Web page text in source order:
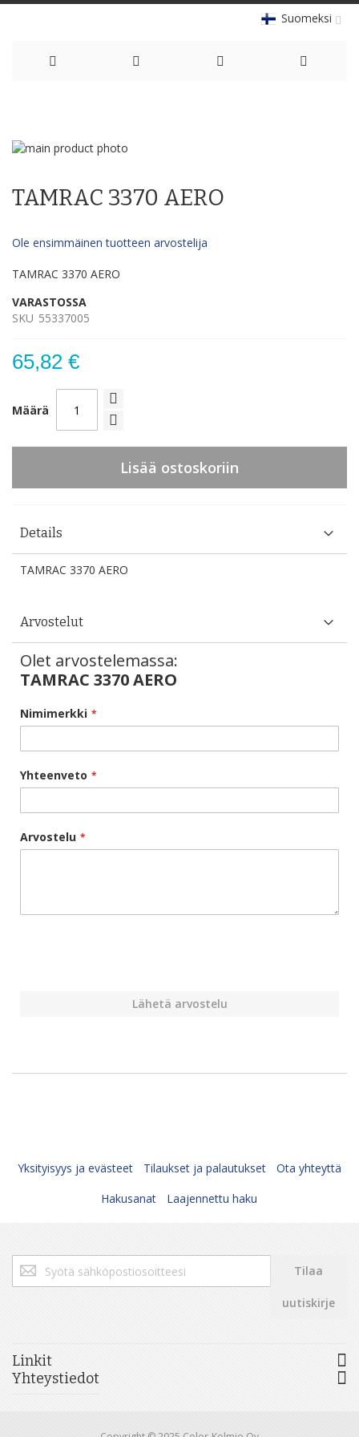
Suomeksi
Content
Skip
end
images
the
the
gallery
TAMRAC 3370 AERO
Ole ensimmäinen tuotteen arvostelija
TAMRAC 3370 AERO
VARASTOSSA
SKU 55337005
65,82 €
Määrä
Lisää ostoskoriin
Details
TAMRAC 3370 AERO
Arvostelut
Olet arvostelemassa:
TAMRAC 3370 AERO
Nimimerkki
Yhteenveto
Arvostelu
Lähetä arvostelu
Yksityisyys ja evästeet Tilaukset ja palautukset
Ota yhteyttä
Hakusanat
Laajennettu haku
Tilaa
uutiskirjeemme:
Tilaa
uutiskirje
Linkit
Yhteystiedot